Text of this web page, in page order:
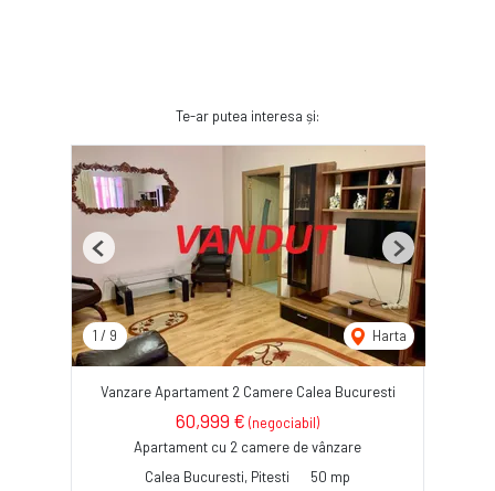
Te-ar putea interesa și:
1 / 9 Harta
Previous Next
Vanzare Apartament 2 Camere Calea Bucuresti
60,999 € (negociabil)
Apartament cu 2 camere de vânzare
Calea Bucuresti, Pitesti
50 mp